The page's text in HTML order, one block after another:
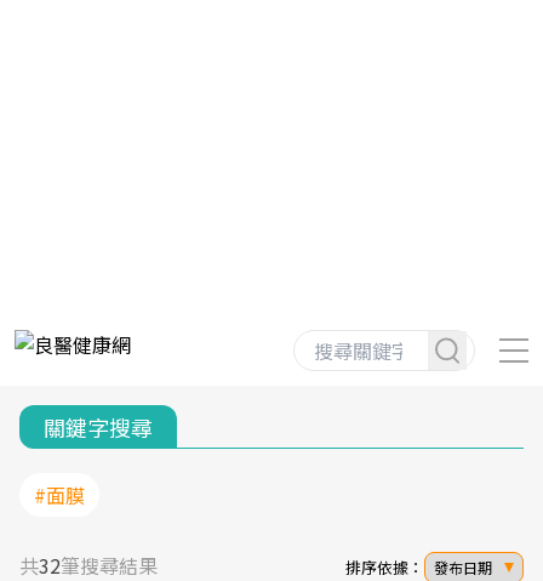
關鍵字搜尋
#面膜
共32筆搜尋結果 排序依據： 發布日期